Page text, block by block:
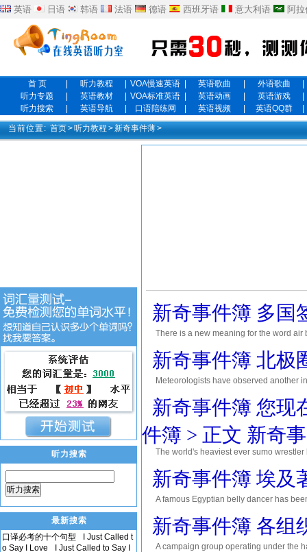
英语 日语 韩语 法语 德语 西班牙语 意大利语 阿
首 页 听力教程 VOA慢速英语 英语歌曲 外语歌曲
听力专题
英语教材 VOA标准英语 英语动画 英语游戏
听力搜索
英语导航 口语陪练网 英语视频 英语QQ群
当前位置: 首页>听力教程 >新奇事件薄>
新奇事件簿 多国
There is a new meaning for the word
新奇事件簿 北极
Meteorologists have observed another
新奇事件簿 您现
件簿 > 正文 新奇事
The world's heaviest ever sumo
新奇事件簿 埃及
A famous Egyptian belly dancer has
新奇事件簿 各组
A campaign group operating under the
听力搜索
听力搜索
最新搜索
口译必考的十个句型
I Just Called t
o Say I Love
I Just Called to Say I